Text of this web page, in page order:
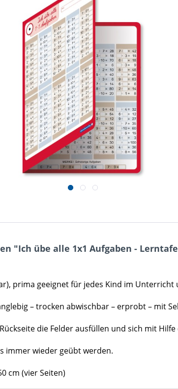
"Ich übe alle 1x1 Aufgaben -
, prima geeignet für jedes Kind im Unterricht
– trocken abwischbar – erprobt – mit
die Felder ausfüllen und sich mit
immer wieder geübt werden.
cm (vier Seiten)